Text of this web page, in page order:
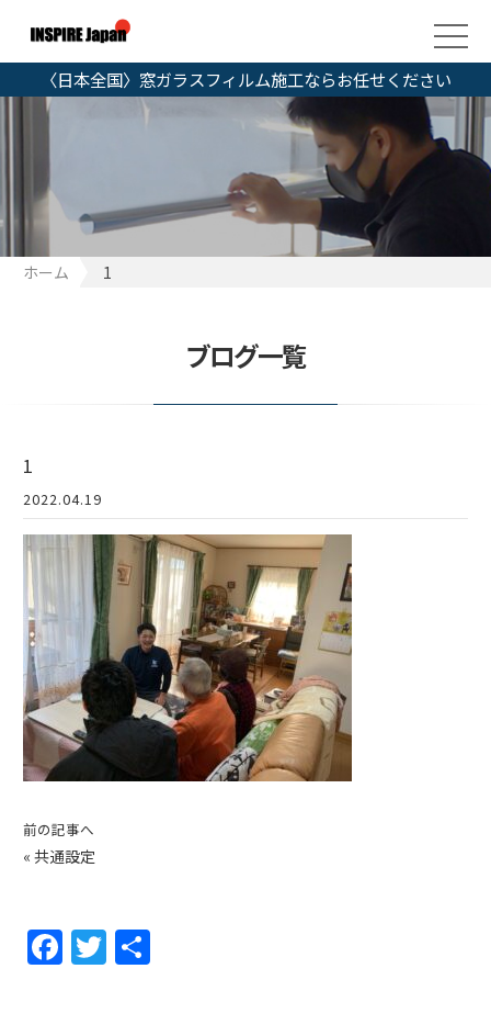
〈日本全国〉窓ガラスフィルム施工ならお任せください
ホーム 1
ブログ一覧
1
2022.04.19
前の記事へ
« 共通設定
F
a
T
w